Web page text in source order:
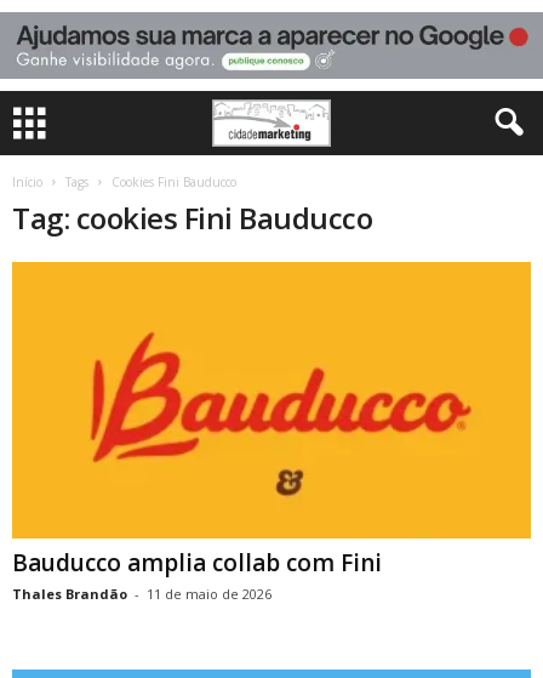
Início Tags Cookies Fini Bauducco
Tag: cookies Fini Bauducco
Bauducco amplia collab com Fini
Thales Brandão - 11 de maio de 2026